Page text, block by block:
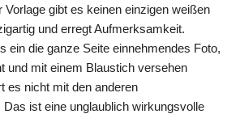
Vorlage gibt es keinen einzigen weißen
und erregt Aufmerksamkeit.
ein die ganze Seite einnehmendes Foto,
und mit einem Blaustich versehen
es nicht mit den anderen
Das ist eine unglaublich wirkungsvolle